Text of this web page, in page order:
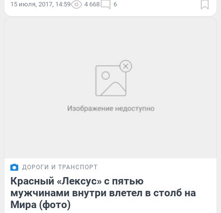
15 июля, 2017, 14:59 4 668 6
ДОРОГИ И ТРАНСПОРТ
Красный «Лексус» с пятью
мужчинами внутри влетел в столб на
Мира (фото)